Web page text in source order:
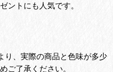
ントにも人気です。
り、実際の商品と色味が多少
ご了承ください。